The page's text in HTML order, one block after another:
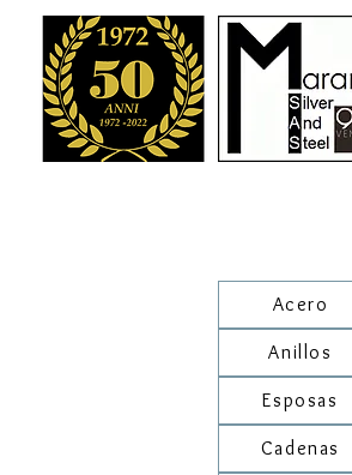
Acero
Anillos
Esposas
Cadenas